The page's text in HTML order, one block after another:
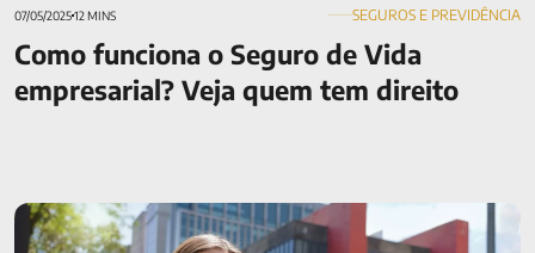
07/05/202512 MINS SEGUROS E PREVIDÊNCIA
Como funciona o Seguro de Vida
empresarial? Veja quem tem direito
Confira todas as formas de pagamento da MAG Seguros